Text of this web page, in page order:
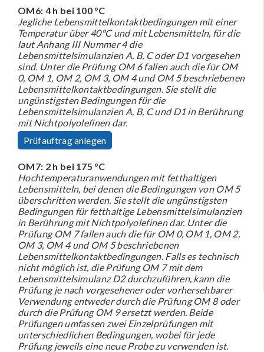
OM6: 4 h bei 100 °C
Jegliche Lebensmittelkontaktbedingungen mit einer
Temperatur über 40°C und mit Lebensmitteln, für die
laut Anhang III Nummer 4 die
Lebensmittelsimulanzien A, B, C oder D1 vorgesehen
sind. Unter die Prüfung OM 6 fallen auch die für OM
0, OM 1, OM 2, OM 3, OM 4 und OM 5 beschriebenen
Lebensmittelkontaktbedingungen. Sie stellt die
ungünstigsten Bedingungen für die
Lebensmittelsimulanzien A, B, C und D1 in Berührung
mit Nichtpolyolefinen dar.
Prüfauftrag anlegen
OM7: 2 h bei 175 °C
Hochtemperaturanwendungen mit fetthaltigen
Lebensmitteln, bei denen die Bedingungen von OM 5
überschritten werden. Sie stellt die ungünstigsten
Bedingungen für fetthaltige Lebensmittelsimulanzien
in Berührung mit Nichtpolyolefinen dar. Unter die
Prüfung OM 7 fallen auch die für OM 0, OM 1, OM 2,
OM 3, OM 4 und OM 5 beschriebenen
Lebensmittelkontaktbedingungen. Falls es technisch
nicht möglich ist, die Prüfung OM 7 mit dem
Lebensmittelsimulanz D2 durchzuführen, kann die
Prüfung je nach vorgesehener oder vorhersehbarer
Verwendung entweder durch die Prüfung OM 8 oder
durch die Prüfung OM 9 ersetzt werden. Beide
Prüfungen umfassen zwei Einzelprüfungen mit
unterschiedlichen Bedingungen, wobei für jede
Prüfung jeweils eine neue Probe zu verwenden ist.